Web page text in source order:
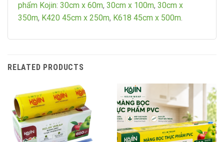
phẩm Kojin: 30cm x 60m, 30cm x 100m, 30cm x
350m, K420 45cm x 250m, K618 45cm x 500m.
RELATED PRODUCTS